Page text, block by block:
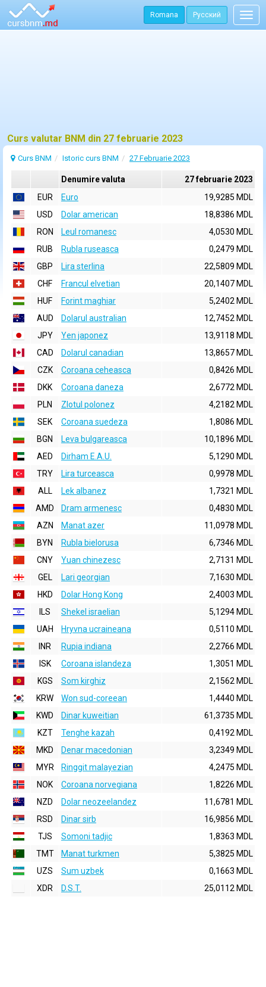
Romana Русский
Curs valutar BNM din 27 februarie 2023
Curs BNM Istoric curs BNM 27 Februarie 2023
Denumire valuta
27 februarie 2023
EUR
Euro
19,9285 MDL
USD
Dolar american
18,8386 MDL
RON
Leul romanesc
4,0530 MDL
RUB
Rubla ruseasca
0,2479 MDL
GBP
Lira sterlina
22,5809 MDL
CHF
Francul elvetian
20,1407 MDL
HUF
Forint maghiar
5,2402 MDL
AUD
Dolarul australian
12,7452 MDL
JPY
Yen japonez
13,9118 MDL
CAD
Dolarul canadian
13,8657 MDL
CZK
Coroana ceheasca
0,8426 MDL
DKK
Coroana daneza
2,6772 MDL
PLN
Zlotul polonez
4,2182 MDL
SEK
Coroana suedeza
1,8086 MDL
BGN
Leva bulgareasca
10,1896 MDL
AED
Dirham E.A.U.
5,1290 MDL
TRY
Lira turceasca
0,9978 MDL
ALL
Lek albanez
1,7321 MDL
AMD
Dram armenesc
0,4830 MDL
AZN
Manat azer
11,0978 MDL
BYN
Rubla bielorusa
6,7346 MDL
CNY
Yuan chinezesc
2,7131 MDL
GEL
Lari georgian
7,1630 MDL
HKD
Dolar Hong Kong
2,4003 MDL
ILS
Shekel israelian
5,1294 MDL
UAH
Hryvna ucraineana
0,5110 MDL
INR
Rupia indiana
2,2766 MDL
ISK
Coroana islandeza
1,3051 MDL
KGS
Som kirghiz
2,1562 MDL
KRW
Won sud-coreean
1,4440 MDL
KWD
Dinar kuweitian
61,3735 MDL
KZT
Tenghe kazah
0,4192 MDL
MKD
Denar macedonian
3,2349 MDL
MYR
Ringgit malayezian
4,2475 MDL
NOK
Coroana norvegiana
1,8226 MDL
NZD
Dolar neozeelandez
11,6781 MDL
RSD
Dinar sirb
16,9856 MDL
TJS
Somoni tadjic
1,8363 MDL
TMT
Manat turkmen
5,3825 MDL
UZS
Sum uzbek
0,1663 MDL
XDR
D.S.T. 25,0112 MDL